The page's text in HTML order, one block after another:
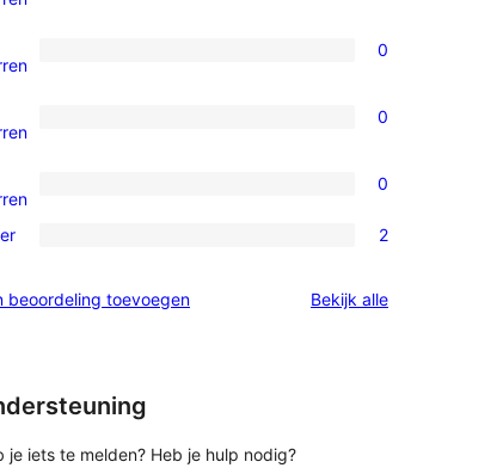
0
0
0
2
beoordeling toevoegen Bekijk allebeoordelingen
je iets te melden? Heb je hulp nodig?